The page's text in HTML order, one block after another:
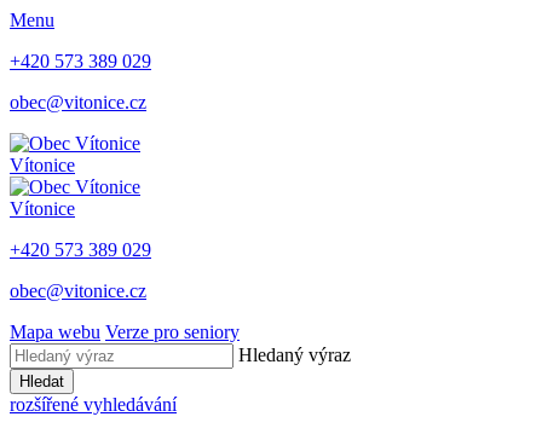
Menu
+420 573 389 029
obec@vitonice.cz
Vítonice
Vítonice
+420 573 389 029
obec@vitonice.cz
Mapa webu Verze pro seniory
Hledaný výraz
Hledat
rozšířené vyhledávání